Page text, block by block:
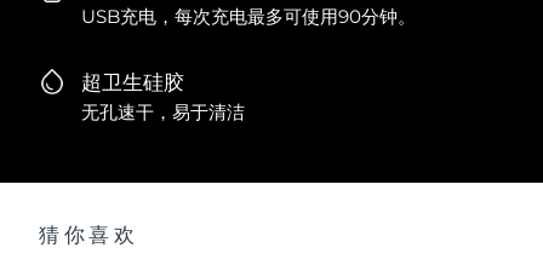
USB充电，每次充电最多可使用90分钟。
超卫生硅胶
无孔速干，易于清洁
猜你喜欢